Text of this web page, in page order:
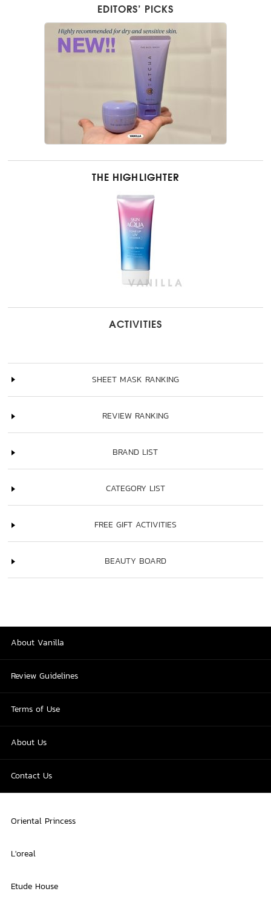
EDITORS’ PICKS
THE HIGHLIGHTER
ACTIVITIES
SHEET MASK RANKING
REVIEW RANKING
BRAND LIST
CATEGORY LIST
FREE GIFT ACTIVITIES
BEAUTY BOARD
About Vanilla
Review Guidelines
Terms of Use
About Us
Contact Us
Oriental Princess
L'oreal
Etude House